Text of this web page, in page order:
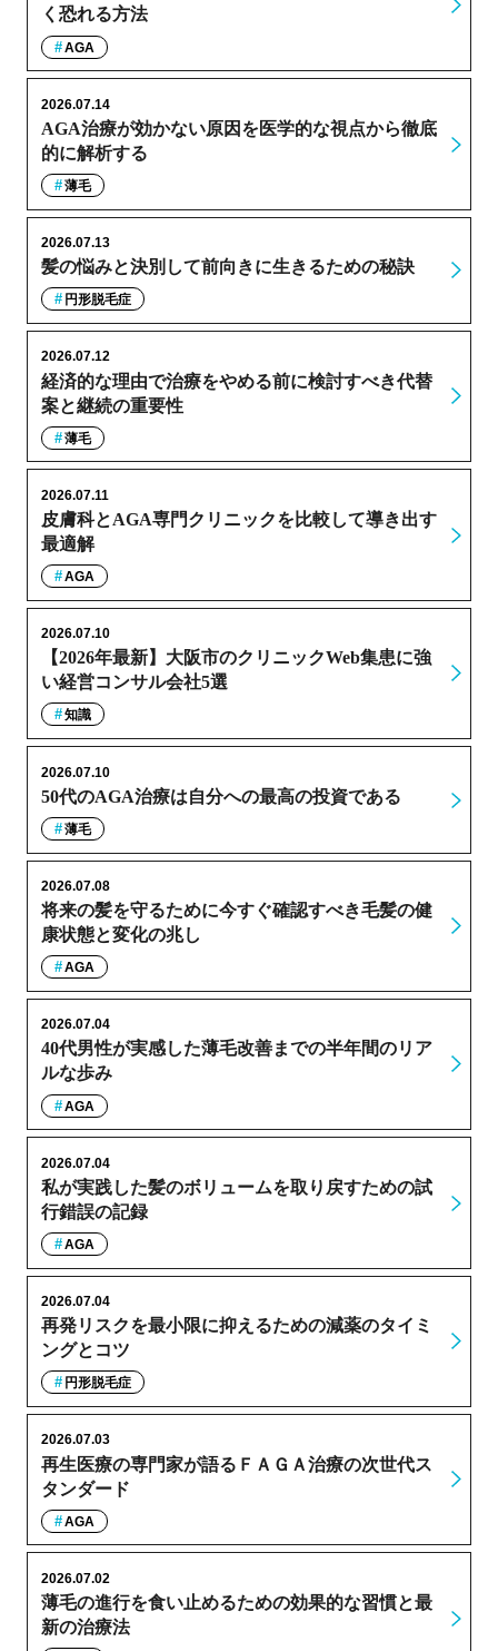
く恐れる方法
AGA
AGA治療が効かない原因を医学的な視点から徹底
的に解析する
2026.07.14
薄毛
髪の悩みと決別して前向きに生きるための秘訣
2026.07.13
円形脱毛症
経済的な理由で治療をやめる前に検討すべき代替
案と継続の重要性
2026.07.12
薄毛
皮膚科とAGA専門クリニックを比較して導き出す
最適解
2026.07.11
AGA
【2026年最新】大阪市のクリニックWeb集患に強
い経営コンサル会社5選
2026.07.10
知識
50代のAGA治療は自分への最高の投資である
2026.07.10
薄毛
将来の髪を守るために今すぐ確認すべき毛髪の健
康状態と変化の兆し
2026.07.08
AGA
40代男性が実感した薄毛改善までの半年間のリア
ルな歩み
2026.07.04
AGA
私が実践した髪のボリュームを取り戻すための試
行錯誤の記録
2026.07.04
AGA
再発リスクを最小限に抑えるための減薬のタイミ
ングとコツ
2026.07.04
円形脱毛症
再生医療の専門家が語るＦＡＧＡ治療の次世代ス
タンダード
2026.07.03
AGA
薄毛の進行を食い止めるための効果的な習慣と最
新の治療法
2026.07.02